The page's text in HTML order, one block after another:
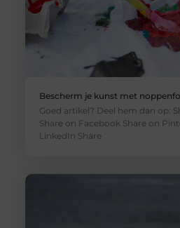
Bescherm je kunst met
Goed artikel? Deel hem dan op:
Share on Facebook Share on
LinkedIn Share